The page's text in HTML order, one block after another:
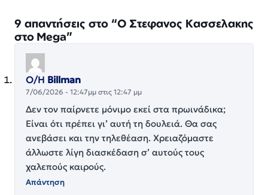
9 απαντήσεις στο “Ο Στεφανος Κασσελακης
στο Mega”
Ο/Η Billman
7/06/2026 - 12:47μμ στις 12:47 μμ
Δεν τον παίρνετε μόνιμο εκεί στα πρωινάδικα;
Είναι ότι πρέπει γι’ αυτή τη δουλειά. Θα σας
ανεβάσει και την τηλεθέαση. Χρειαζόμαστε
άλλωστε λίγη διασκέδαση σ’ αυτούς τους
χαλεπούς καιρούς.
Απάντηση